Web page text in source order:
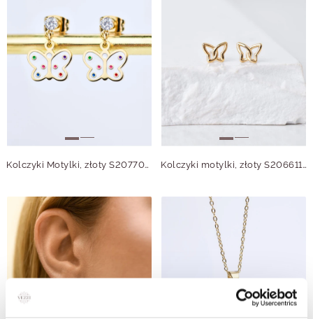
Kolczyki Motylki, złoty S207707Z00 Kolczyki motylki, złoty S206611Z00